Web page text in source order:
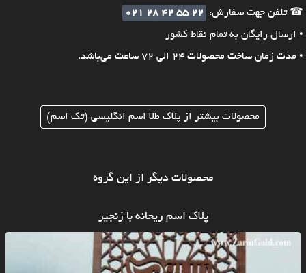
☎ تلفن جهت سفارش:
021 28 42 55 22
• ارسال رایگان به تمام نقاط کشور
• مدت زمان ساخت محصولات 24 الی 72 ساعت می‌باشد.
محصولات بیشتر از پلاک طلا اسم انگلیسی (تک اسم)
محصولات دیگر از این گروه
پلاک اسم ریحانه با زنجیر